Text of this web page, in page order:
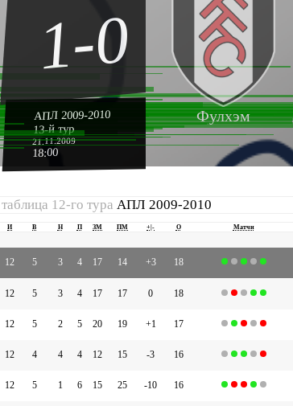
Фулхэм
1-0
АПЛ 2009-2010
13-й тур
21.11.2009
18:00
12-го тура АПЛ 2009-2010
И В Н П ЗМ ПМ +|- О Матчи
12 5 3 4 17 14 +3 18
12 5 3 4 17 17 0 18
12 5 2 5 20 19 +1 17
12 4 4 4 12 15 -3 16
12 5 1 6 15 25 -10 16